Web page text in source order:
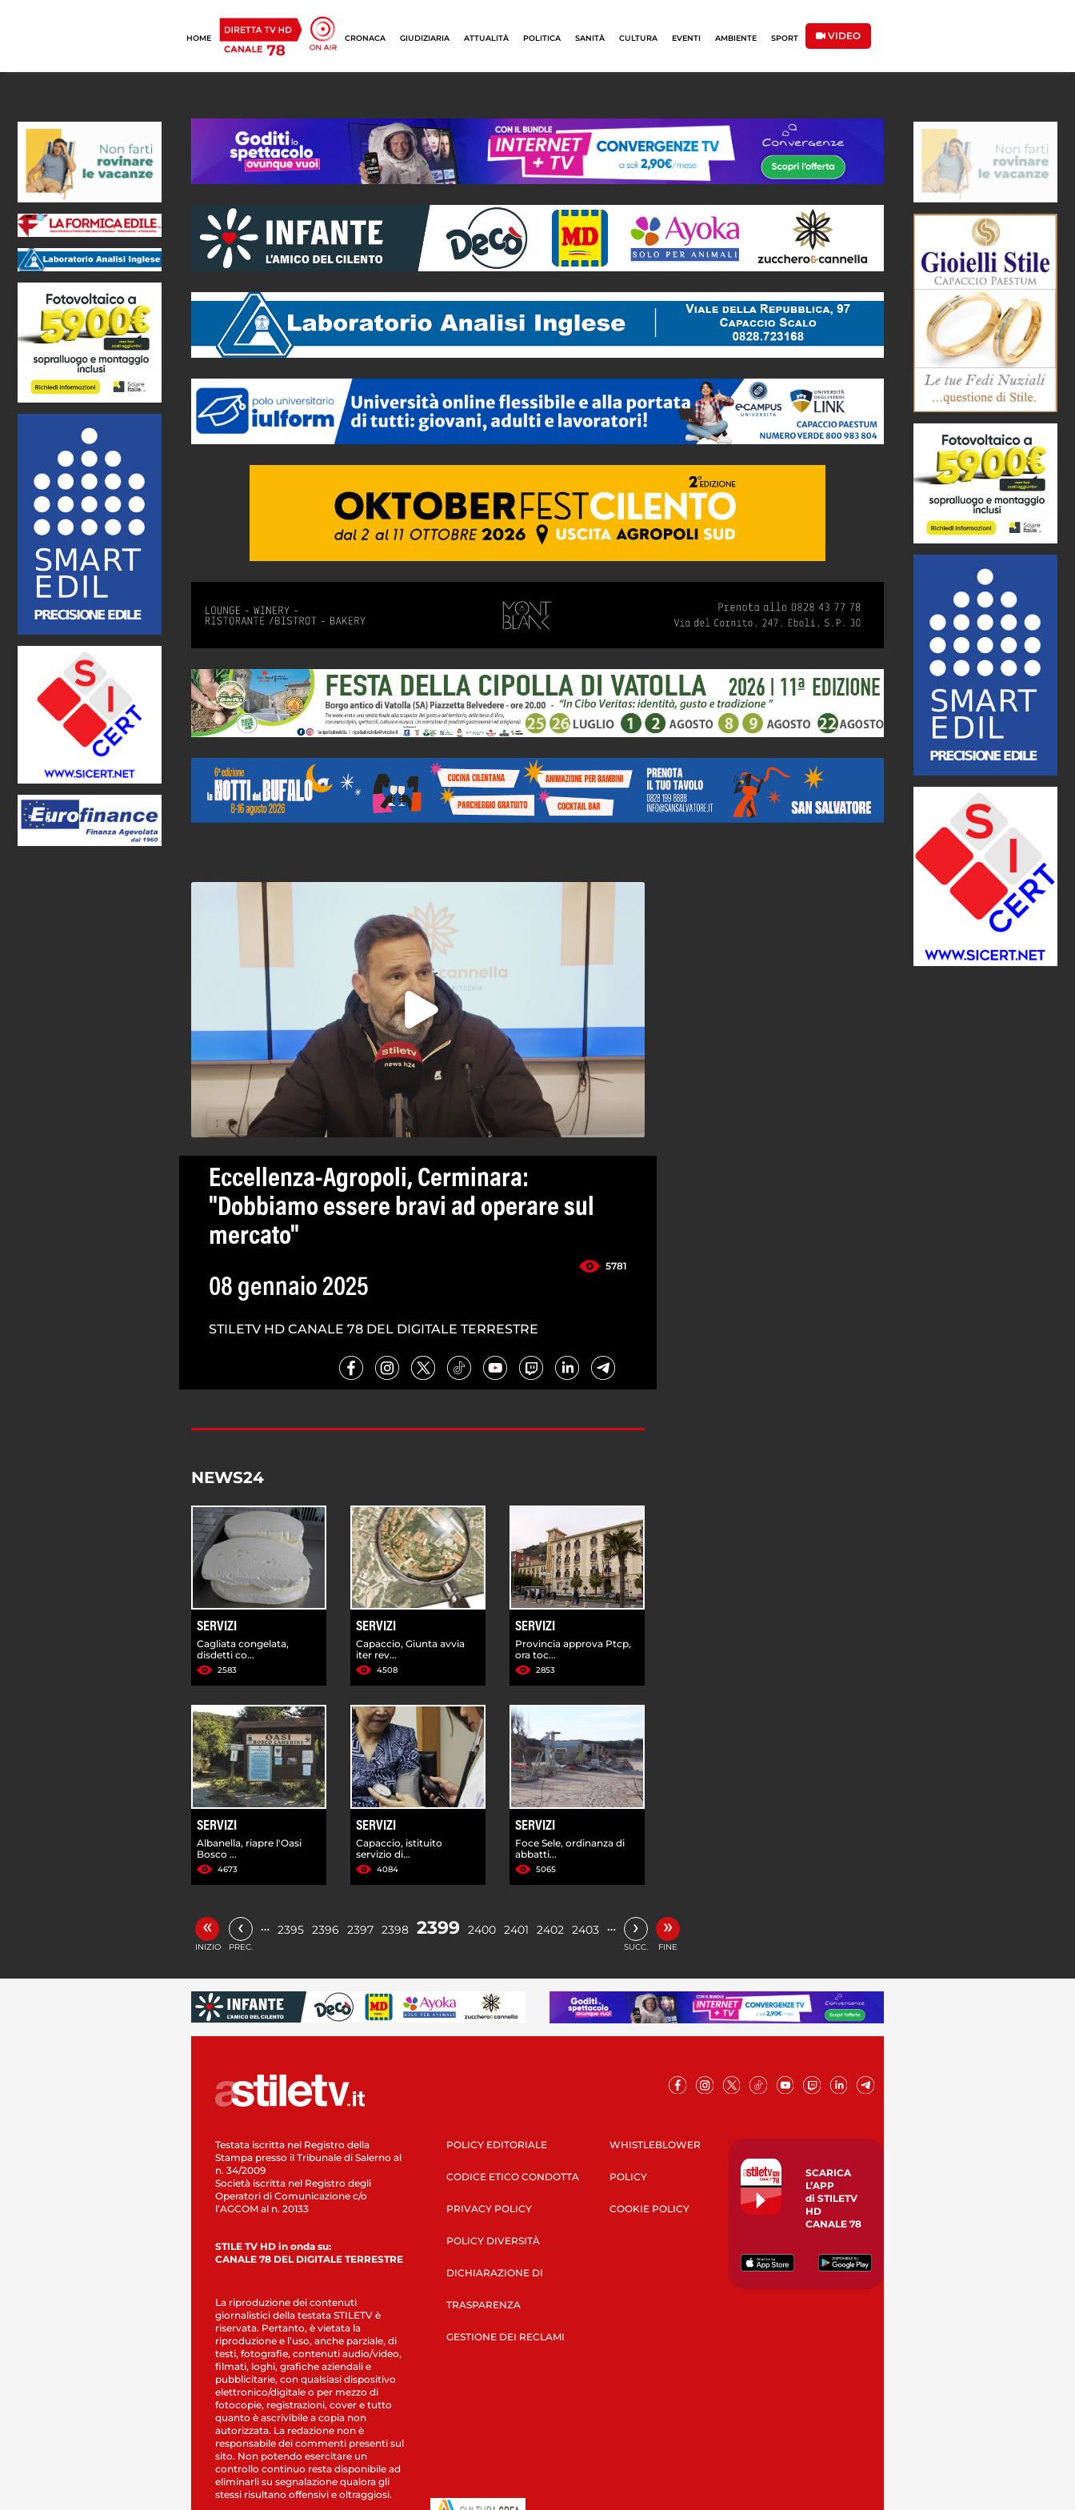
HOME CRONACA GIUDIZIARIA ATTUALITÀ POLITICA SANITÀ CULTURA EVENTI AMBIENTE SPORT VIDEO
Eccellenza-Agropoli, Cerminara:
"Dobbiamo essere bravi ad operare sul
mercato"
5781
08 gennaio 2025
STILETV HD CANALE 78 DEL DIGITALE TERRESTRE
NEWS24
SERVIZI
Cagliata congelata,
disdetti co...
2583
SERVIZI
Capaccio, Giunta avvia
iter rev...
4508
SERVIZI
Provincia approva Ptcp,
ora toc...
2853
SERVIZI
Albanella, riapre l'Oasi
Bosco ...
4673
SERVIZI
Capaccio, istituito
servizio di...
4084
SERVIZI
Foce Sele, ordinanza di
abbatti...
5065
«
INIZIO
‹
PREC.
… 2395 2396 2397 2398 2399 2400 2401 2402 2403 … ›
SUCC.
»
FINE
Testata iscritta nel Registro della
Stampa presso il Tribunale di Salerno al
n. 34/2009
Società iscritta nel Registro degli
Operatori di Comunicazione c/o
l’AGCOM al n. 20133
STILE TV HD in onda su:
CANALE 78 DEL DIGITALE TERRESTRE
La riproduzione dei contenuti
giornalistici della testata STILETV è
riservata. Pertanto, è vietata la
riproduzione e l’uso, anche parziale, di
testi, fotografie, contenuti audio/video,
filmati, loghi, grafiche aziendali e
pubblicitarie, con qualsiasi dispositivo
elettronico/digitale o per mezzo di
fotocopie, registrazioni, cover e tutto
quanto è ascrivibile a copia non
autorizzata. La redazione non è
responsabile dei commenti presenti sul
sito. Non potendo esercitare un
controllo continuo resta disponibile ad
eliminarli su segnalazione qualora gli
stessi risultano offensivi e oltraggiosi.
POLICY EDITORIALE
CODICE ETICO CONDOTTA
PRIVACY POLICY
POLICY DIVERSITÀ
DICHIARAZIONE DI
TRASPARENZA
GESTIONE DEI RECLAMI
WHISTLEBLOWER
POLICY
COOKIE POLICY
SCARICA
L’APP
di STILETV
HD
CANALE 78